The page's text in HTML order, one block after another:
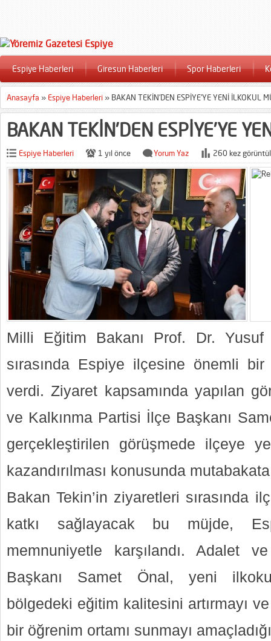
Espiye Haberleri Giresun Haberleri Spor Haberleri
Anasayfa » Espiye Haberleri » BAKAN TEKİN’DEN ESPİYE’YE YENİ İLKOKUL
BAKAN TEKİN’DEN ESPİYE’YE
Espiye Haberleri 1 yıl önce Yorum Yaz 260 kez
Milli Eğitim Bakanı Prof. Dr. Yusuf
sırasında Espiye ilçesine önemli bir
verdi. Ziyaret kapsamında yapılan
ve Kalkınma Partisi İlçe Başkanı
gerçekleştirilen görüşmede ilçeye
kazandırılması konusunda mutabakata
Bakan Tekin’in ziyaretleri sırasında
katkı sağlayacak bu müjde,
memnuniyetle karşılandı. Adalet
Başkanı Samet Önal, yeni ilkokul
bölgedeki eğitim kalitesini artırmayı
bir öğrenim ortamı sunmayı